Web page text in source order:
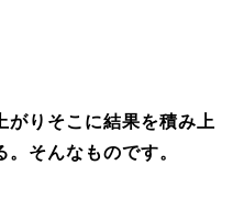
がりそこに結果を積み上
そんなものです。